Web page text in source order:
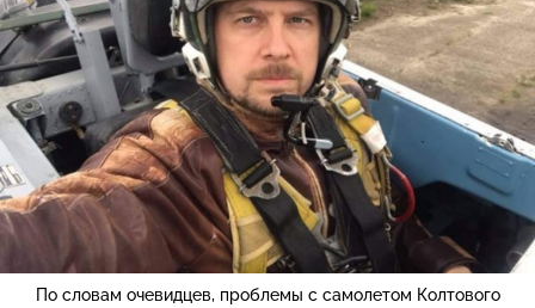
По словам очевидцев, проблемы с самолетом Колтового